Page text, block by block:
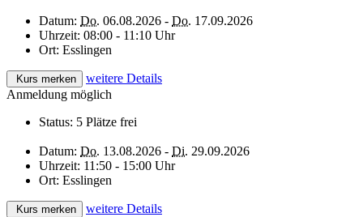
Datum: Do. 06.08.2026 - Do. 17.09.2026
Uhrzeit: 08:00 - 11:10 Uhr
Ort: Esslingen
Kurs merken
weitere Details
Anmeldung möglich
Status: 5 Plätze frei
Datum: Do. 13.08.2026 - Di. 29.09.2026
Uhrzeit: 11:50 - 15:00 Uhr
Ort: Esslingen
Kurs merken
weitere Details